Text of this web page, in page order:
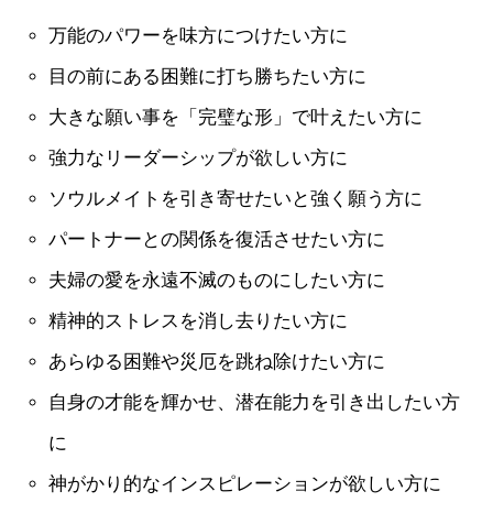
万能のパワーを味方につけたい方に
目の前にある困難に打ち勝ちたい方に
大きな願い事を「完璧な形」で叶えたい方に
強力なリーダーシップが欲しい方に
ソウルメイトを引き寄せたいと強く願う方に
パートナーとの関係を復活させたい方に
夫婦の愛を永遠不滅のものにしたい方に
精神的ストレスを消し去りたい方に
あらゆる困難や災厄を跳ね除けたい方に
自身の才能を輝かせ、潜在能力を引き出したい方
に
神がかり的なインスピレーションが欲しい方に